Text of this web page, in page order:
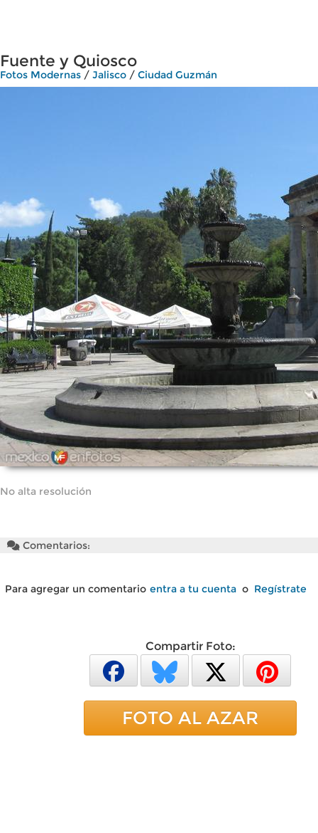
Fuente y Quiosco
Fotos Modernas / Jalisco / Ciudad Guzmán
No alta resolución
Comentarios:
Para agregar un comentario entra a tu cuenta o Regístrate
Compartir Foto:
FOTO AL AZAR